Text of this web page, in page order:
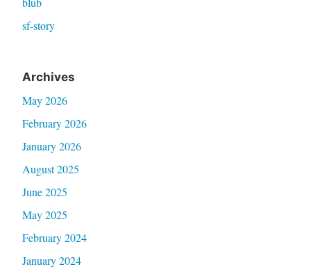
sf-story
Archives
May 2026
February 2026
January 2026
August 2025
June 2025
May 2025
February 2024
January 2024